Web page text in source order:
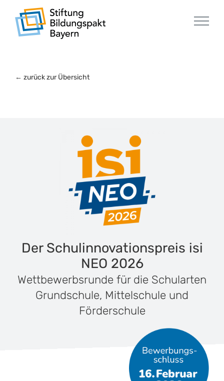
Inhalt
springen
← zurück zur Übersicht
Der Schulinnovationspreis isi
NEO 2026
Wettbewerbsrunde für die Schularten
Grundschule, Mittelschule und
Förderschule